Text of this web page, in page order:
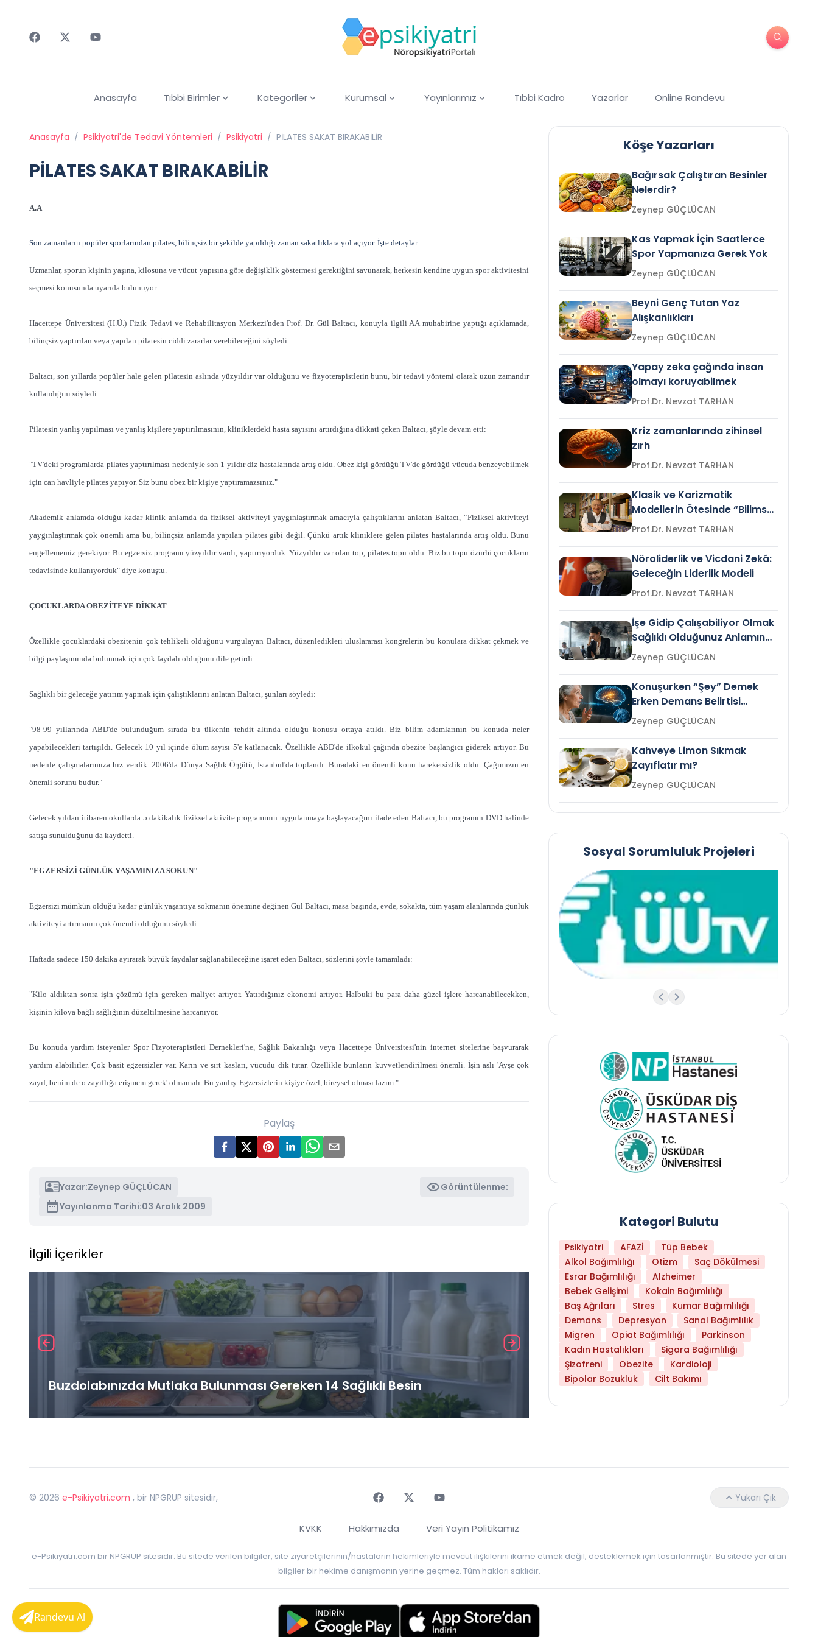
Anasayfa Tıbbi Birimler Kategoriler Kurumsal Yayınlarımız Tıbbi Kadro Yazarlar Online Randevu
Anasayfa / Psikiyatri'de Tedavi Yöntemleri / Psikiyatri / PİLATES SAKAT BIRAKABİLİR
PİLATES SAKAT BIRAKABİLİR
A.A
Son zamanların popüler sporlarından pilates, bilinçsiz bir şekilde yapıldığı zaman sakatlıklara yol açıyor. İşte detaylar.
Uzmanlar, sporun kişinin yaşına, kilosuna ve vücut yapısına göre değişiklik göstermesi gerektiğini savunarak, herkesin kendine uygun spor aktivitesini
seçmesi konusunda uyarıda bulunuyor.
Hacettepe Üniversitesi (H.Ü.) Fizik Tedavi ve Rehabilitasyon Merkezi'nden Prof. Dr. Gül Baltacı, konuyla ilgili AA muhabirine yaptığı açıklamada,
bilinçsiz yaptırılan veya yapılan pilatesin ciddi zararlar verebileceğini söyledi.
Baltacı, son yıllarda popüler hale gelen pilatesin aslında yüzyıldır var olduğunu ve fizyoterapistlerin bunu, bir tedavi yöntemi olarak uzun zamandır
kullandığını söyledi.
Pilatesin yanlış yapılması ve yanlış kişilere yaptırılmasının, kliniklerdeki hasta sayısını artırdığına dikkati çeken Baltacı, şöyle devam etti:
"TV'deki programlarda pilates yaptırılması nedeniyle son 1 yıldır diz hastalarında artış oldu. Obez kişi gördüğü TV'de gördüğü vücuda benzeyebilmek
için can havliyle pilates yapıyor. Siz bunu obez bir kişiye yaptıramazsınız."
Akademik anlamda olduğu kadar klinik anlamda da fiziksel aktiviteyi yaygınlaştırmak amacıyla çalıştıklarını anlatan Baltacı, “Fiziksel aktiviteyi
yaygınlaştırmak çok önemli ama bu, bilinçsiz anlamda yapılan pilates gibi değil. Çünkü artık kliniklere gelen pilates hastalarında artış oldu. Bunu
engellememiz gerekiyor. Bu egzersiz programı yüzyıldır vardı, yaptırıyorduk. Yüzyıldır var olan top, pilates topu oldu. Biz bu topu özürlü çocukların
tedavisinde kullanıyorduk" diye konuştu.
ÇOCUKLARDA OBEZİTEYE DİKKAT
Özellikle çocuklardaki obezitenin çok tehlikeli olduğunu vurgulayan Baltacı, düzenledikleri uluslararası kongrelerin bu konulara dikkat çekmek ve
bilgi paylaşımında bulunmak için çok faydalı olduğunu dile getirdi.
Sağlıklı bir geleceğe yatırım yapmak için çalıştıklarını anlatan Baltacı, şunları söyledi:
"98-99 yıllarında ABD'de bulunduğum sırada bu ülkenin tehdit altında olduğu konusu ortaya atıldı. Biz bilim adamlarının bu konuda neler
yapabilecekleri tartışıldı. Gelecek 10 yıl içinde ölüm sayısı 5'e katlanacak. Özellikle ABD'de ilkokul çağında obezite başlangıcı giderek artıyor. Bu
nedenle çalışmalarımıza hız verdik. 2006'da Dünya Sağlık Örgütü, İstanbul'da toplandı. Buradaki en önemli konu hareketsizlik oldu. Çağımızın en
önemli sorunu budur."
Gelecek yıldan itibaren okullarda 5 dakikalık fiziksel aktivite programının uygulanmaya başlayacağını ifade eden Baltacı, bu programın DVD halinde
satışa sunulduğunu da kaydetti.
"EGZERSİZİ GÜNLÜK YAŞAMINIZA SOKUN"
Egzersizi mümkün olduğu kadar günlük yaşantıya sokmanın önemine değinen Gül Baltacı, masa başında, evde, sokakta, tüm yaşam alanlarında günlük
aktiviteyi artırmanın çok önemli olduğunu söyledi.
Haftada sadece 150 dakika ayırarak büyük faydalar sağlanabileceğine işaret eden Baltacı, sözlerini şöyle tamamladı:
"Kilo aldıktan sonra işin çözümü için gereken maliyet artıyor. Yatırdığınız ekonomi artıyor. Halbuki bu para daha güzel işlere harcanabilecekken,
kişinin kiloya bağlı sağlığının düzeltilmesine harcanıyor.
Bu konuda yardım isteyenler Spor Fizyoterapistleri Dernekleri'ne, Sağlık Bakanlığı veya Hacettepe Üniversitesi'nin internet sitelerine başvurarak
yardım alabilirler. Çok basit egzersizler var. Karın ve sırt kasları, vücudu dik tutar. Özellikle bunların kuvvetlendirilmesi önemli. İşin aslı 'Ayşe çok
zayıf, benim de o zayıflığa erişmem gerek' olmamalı. Bu yanlış. Egzersizlerin kişiye özel, bireysel olması lazım."
Paylaş
Yazar:Zeynep GÜÇLÜCAN
Görüntülenme:
Yayınlanma Tarihi:03 Aralık 2009
İlgili İçerikler
Buzdolabınızda Mutlaka Bulunması Gereken 14 Sağlıklı Besin Hangi Yaşta Hangi Testi Yaptırmanız
Köşe Yazarları
Bağırsak Çalıştıran Besinler
Nelerdir?
Zeynep GÜÇLÜCAN
Kas Yapmak İçin Saatlerce
Spor Yapmanıza Gerek Yok
Zeynep GÜÇLÜCAN
Beyni Genç Tutan Yaz
Alışkanlıkları
Zeynep GÜÇLÜCAN
Yapay zeka çağında insan
olmayı koruyabilmek
Prof.Dr. Nevzat TARHAN
Kriz zamanlarında zihinsel
zırh
Prof.Dr. Nevzat TARHAN
Klasik ve Karizmatik
Modellerin Ötesinde “Bilimsel
Liderlik”
Prof.Dr. Nevzat TARHAN
Nöroliderlik ve Vicdani Zekâ:
Geleceğin Liderlik Modeli
Prof.Dr. Nevzat TARHAN
İşe Gidip Çalışabiliyor Olmak
Sağlıklı Olduğunuz Anlamına
Gelir mi?Zeynep GÜÇLÜCAN
Konuşurken “Şey” Demek
Erken Demans Belirtisi
Olabilir mi?Zeynep GÜÇLÜCAN
Kahveye Limon Sıkmak
Zayıflatır mı?
Zeynep GÜÇLÜCAN
Sosyal Sorumluluk Projeleri
Kategori Bulutu
Psikiyatri AFAZİ
Tüp Bebek
Alkol Bağımlılığı
Otizm
Saç Dökülmesi
Esrar Bağımlılığı
Alzheimer
Bebek Gelişimi
Kokain Bağımlılığı
Baş Ağrıları
Stres
Kumar Bağımlılığı
Demans
Depresyon
Sanal Bağımlılık
Migren
Opiat Bağımlılığı
Parkinson
Kadın Hastalıkları
Sigara Bağımlılığı
Şizofreni
Obezite
Kardioloji
Bipolar Bozukluk
Cilt Bakımı
© 2026 e-Psikiyatri.com , bir NPGRUP sitesidir, Yukarı Çık
KVKK Hakkımızda Veri Yayın Politikamız
e-Psikiyatri.com bir NPGRUP sitesidir. Bu sitede verilen bilgiler, site ziyaretçilerinin/hastaların hekimleriyle mevcut ilişkilerini ikame etmek değil, desteklemek için tasarlanmıştır. Bu sitede yer alan
bilgiler bir hekime danışmanın yerine geçmez. Tüm hakları saklıdır.
Randevu Al